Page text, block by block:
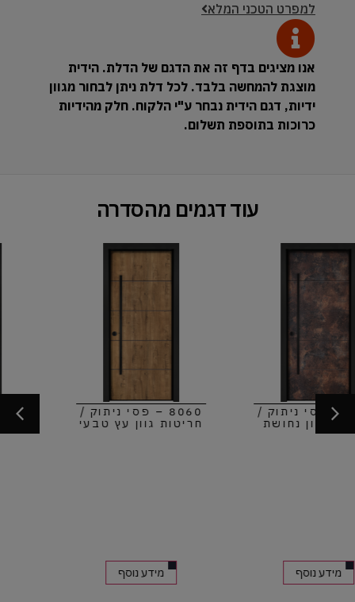
למפרט הטכני המלא
אנו מציגים בדף זה את הדגם של הדלת. הידית
מוצגת להמחשה בלבד. לכל דלת ניתן לבחור מגוון
ידיות, דגם הידית נבחר ע"י הלקוח. חלק מהידיות
כרוכות בתוספת תשלום.
עוד דגמים מהסדרה
8060 – פסי ניתוק /
חריטות גוון עץ טבעי
8060 – פסי ניתוק /
חריטות גוון בטון